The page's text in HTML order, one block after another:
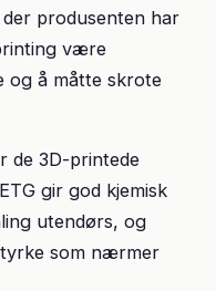
produsenten har
være
og å måtte skrote
de 3D-printede
gir god kjemisk
utendørs, og
som nærmer